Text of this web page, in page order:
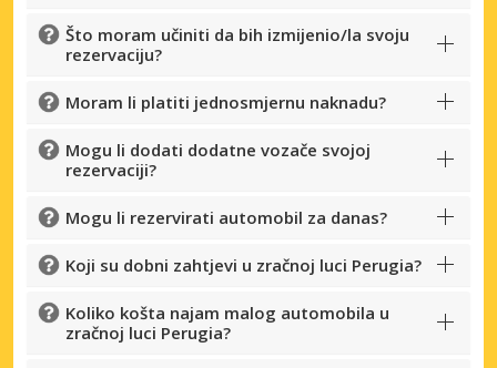
Što moram učiniti da bih izmijenio/la svoju
rezervaciju?
Moram li platiti jednosmjernu naknadu?
Mogu li dodati dodatne vozače svojoj
rezervaciji?
Mogu li rezervirati automobil za danas?
Koji su dobni zahtjevi u zračnoj luci Perugia?
Koliko košta najam malog automobila u
zračnoj luci Perugia?